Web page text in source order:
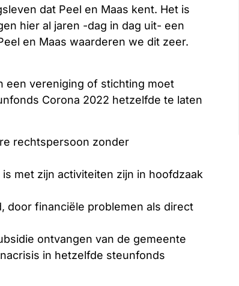
dat Peel en Maas kent. Het is
hier al jaren -dag in dag uit- een
en Maas waarderen we dit zeer.
een vereniging of stichting moet
Corona 2022 hetzelfde te laten
rechtspersoon zonder
met zijn activiteiten zijn in hoofdzaak
door financiële problemen als direct
ontvangen van de gemeente
in hetzelfde steunfonds